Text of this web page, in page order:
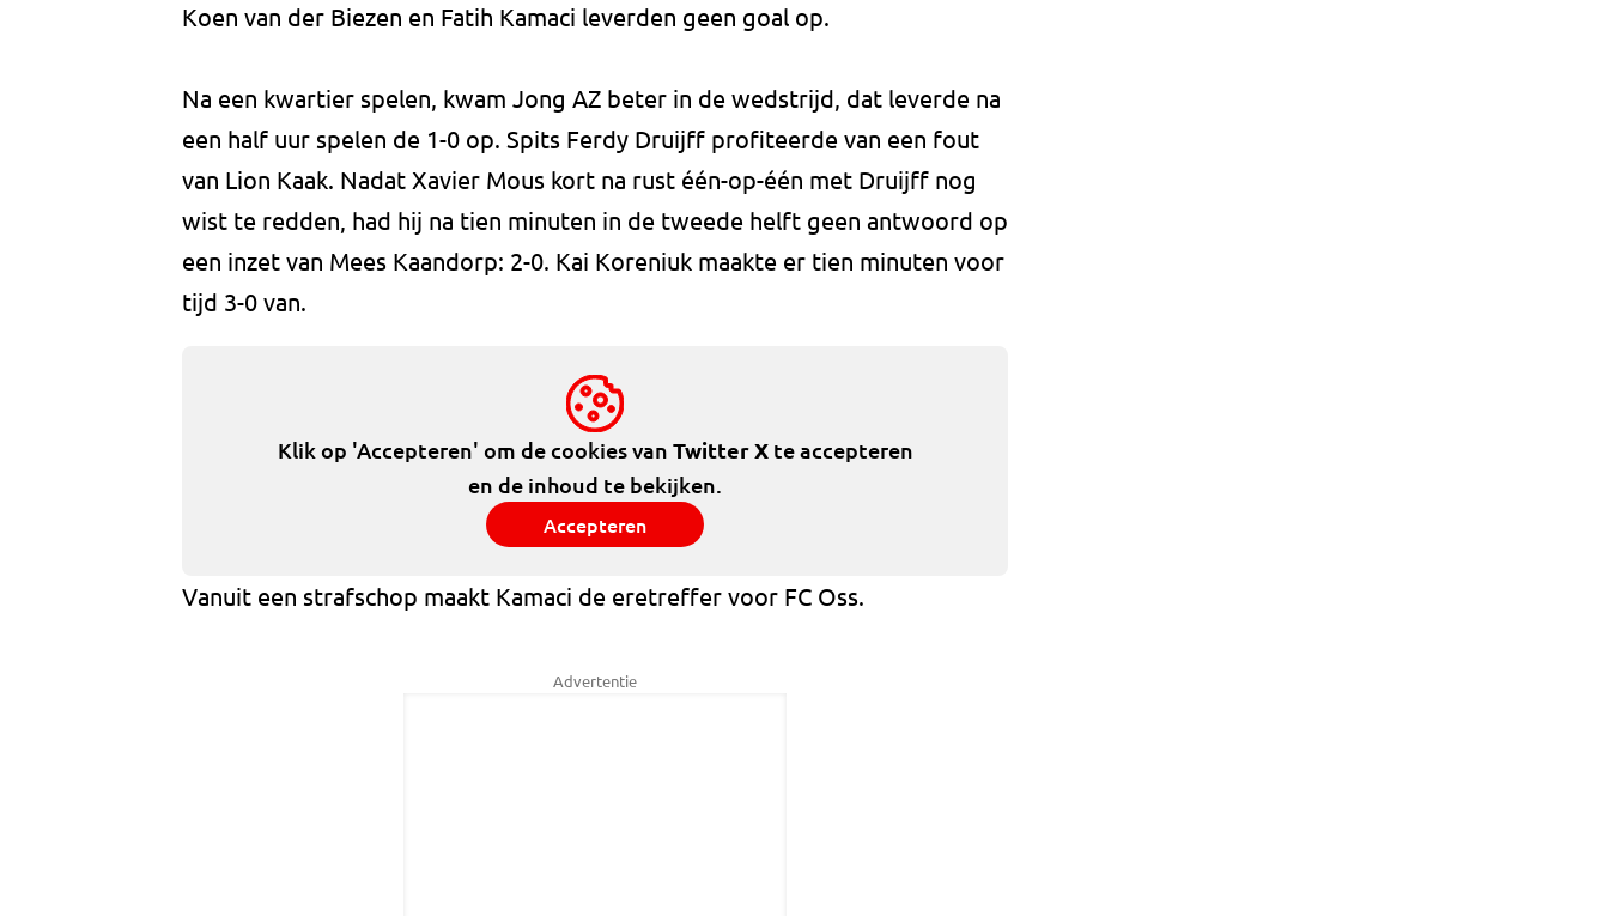
Koen van der Biezen en Fatih Kamaci leverden geen goal op.
Na een kwartier spelen, kwam Jong AZ beter in de wedstrijd, dat leverde na
een half uur spelen de 1-0 op. Spits Ferdy Druijff profiteerde van een fout
van Lion Kaak. Nadat Xavier Mous kort na rust één-op-één met Druijff nog
wist te redden, had hij na tien minuten in de tweede helft geen antwoord op
een inzet van Mees Kaandorp: 2-0. Kai Koreniuk maakte er tien minuten voor
tijd 3-0 van.
Klik op 'Accepteren' om de cookies van Twitter Xte accepteren
en de inhoud te bekijken.
Accepteren
Vanuit een strafschop maakt Kamaci de eretreffer voor FC Oss.
Advertentie